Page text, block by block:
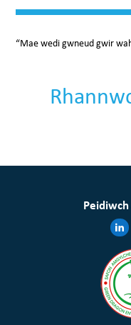
⁠“Mae wedi gwneud gwir